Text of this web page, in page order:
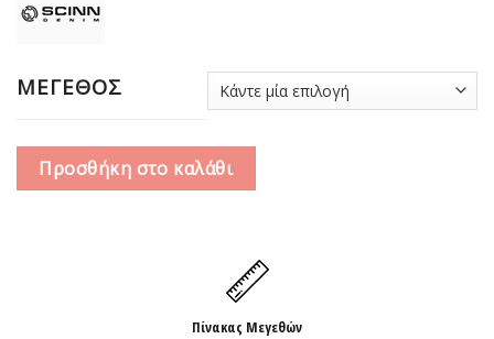
ΜΕΓΕΘΟΣ
Προσθήκη στο καλάθι
Πίνακας Μεγεθών